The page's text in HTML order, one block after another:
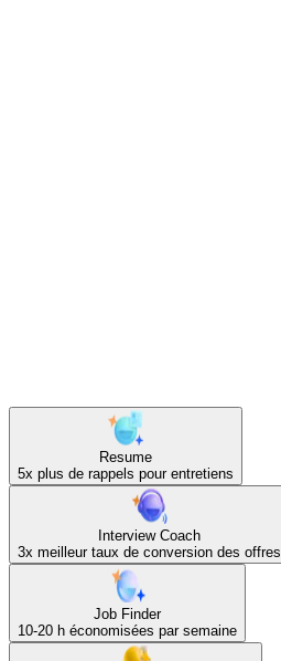
Resume
5x plus de rappels pour entretiens
Interview Coach
3x meilleur taux de conversion des offres
Job Finder
10-20 h économisées par semaine